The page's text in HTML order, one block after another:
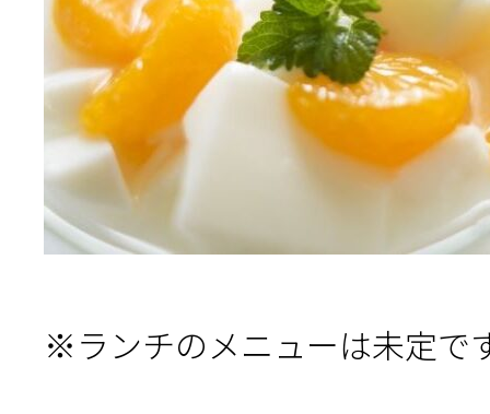
※ランチのメニューは未定で